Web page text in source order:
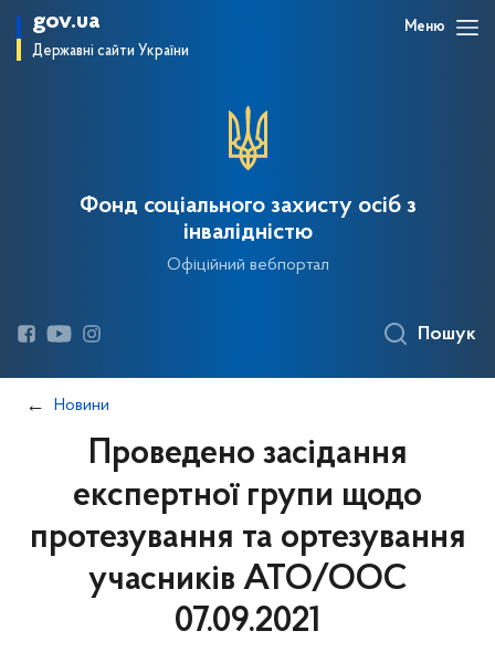
gov.ua
Державні сайти України
Меню
Фонд соціального захисту осіб з
інвалідністю
Офіційний вебпортал
Пошук
Новини
Проведено засідання
експертної групи щодо
протезування та ортезування
учасників АТО/ООС
07.09.2021